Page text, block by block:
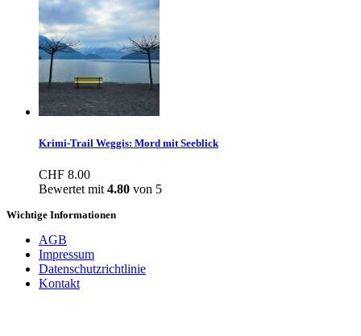
Krimi-Trail Weggis: Mord mit Seeblick
CHF 8.00
Bewertet mit 4.80 von 5
Wichtige Informationen
AGB
Impressum
Datenschutzrichtlinie
Kontakt